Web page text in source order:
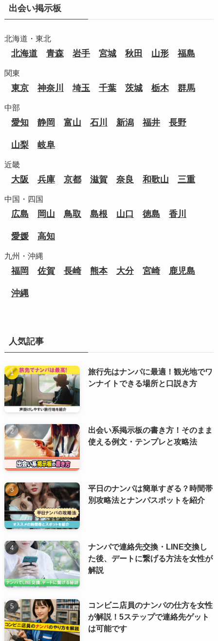
出会い掲示板
北海道・東北
北海道 青森 岩手 宮城 秋田 山形 福島
関東
東京 神奈川 埼玉 千葉 茨城 栃木 群馬
中部
愛知 静岡 富山 石川 新潟 福井 長野
山梨 岐阜
近畿
大阪 兵庫 京都 滋賀 奈良 和歌山 三重
中国・四国
広島 岡山 鳥取 島根 山口 徳島 香川
愛媛 高知
九州・沖縄
福岡 佐賀 長崎 熊本 大分 宮崎 鹿児島
沖縄
人気記事
旅行先はナンパに最適！観光地でワ
ンナイトできる場所と口説き方
出会い系掲示板の書き方！そのまま
使える例文・テンプレと攻略法
平日のナンパは簡単すぎる？時間帯
別攻略法とナンパスポットを紹介
ナンパで連絡先交換・LINE交換し
た後、デートに繋げる方法を女性が
解説
コンビニ店員のナンパの仕方を女性
が解説！5ステップで連絡先ゲット
は可能です